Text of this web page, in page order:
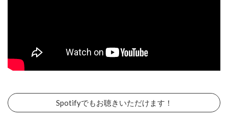
Spotifyでもお聴きいただけます！